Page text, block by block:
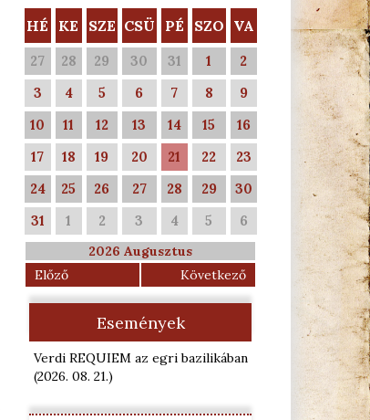
HÉ KE SZE CSÜ PÉ SZO VA
27 28 29 30 31 1
2
3
4 5 6 7 8
9
10
11 12 13 14 15
16
17
18 19 20 21 22
23
24
25 26 27 28 29
30
31
1 2 3 4 5 6
2026 Augusztus
Előző
Következő
Események
Verdi REQUIEM az egri bazilikában
(2026. 08. 21.)